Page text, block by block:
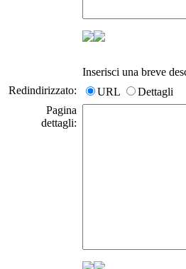
Inserisci una breve
Redindirizzato:
URL
Dettagli
Pagina
dettagli: